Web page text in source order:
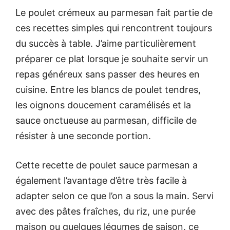
Le poulet crémeux au parmesan fait partie de
ces recettes simples qui rencontrent toujours
du succès à table. J’aime particulièrement
préparer ce plat lorsque je souhaite servir un
repas généreux sans passer des heures en
cuisine. Entre les blancs de poulet tendres,
les oignons doucement caramélisés et la
sauce onctueuse au parmesan, difficile de
résister à une seconde portion.
Cette recette de poulet sauce parmesan a
également l’avantage d’être très facile à
adapter selon ce que l’on a sous la main. Servi
avec des pâtes fraîches, du riz, une purée
maison ou quelques légumes de saison, ce